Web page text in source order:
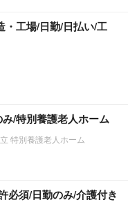
・工場/日勤/日払い/工
み/特別養護老人ホーム
特別養護老人ホーム
必須/日勤のみ/介護付き